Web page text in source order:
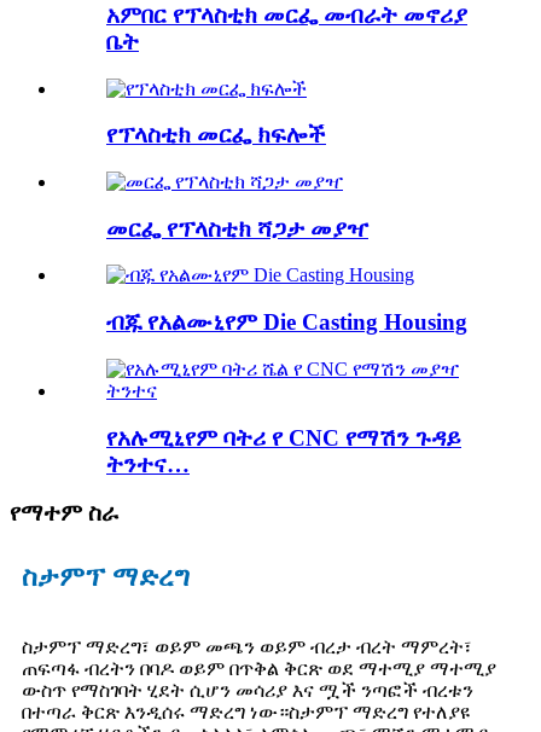
አምበር የፕላስቲክ መርፌ መብራት መኖሪያ
ቤት
የፕላስቲክ መርፌ ክፍሎች
መርፌ የፕላስቲክ ሻጋታ መያዣ
ብጁ የአልሙኒየም Die Casting Housing
የአሉሚኒየም ባትሪ የ CNC የማሽን ጉዳይ
ትንተና…
የማተም ስራ
ስታምፕ ማድረግ
ስታምፕ ማድረግ፣ ወይም መጫን ወይም ብረታ ብረት ማምረት፣
ጠፍጣፋ ብረትን በባዶ ወይም በጥቅል ቅርጽ ወደ ማተሚያ ማተሚያ
ውስጥ የማስገባት ሂደት ሲሆን መሳሪያ እና ሟች ንጣፎች ብረቱን
በተጣራ ቅርጽ እንዲሰሩ ማድረግ ነው።ስታምፕ ማድረግ የተለያዩ